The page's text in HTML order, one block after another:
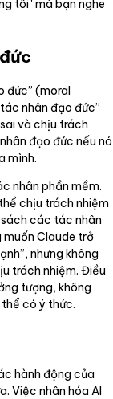
tôi" mà bạn nghe
đức” (moral
nhân đạo đức”
và chịu trách
đạo đức nếu nó
mình.
nhân phần mềm.
chịu trách nhiệm
các tác nhân
muốn Claude trở
nhưng không
trách nhiệm. Điều
tượng, không
có ý thức.
hành động của
Việc nhân hóa AI